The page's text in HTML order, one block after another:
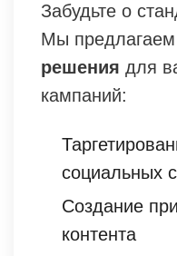
Забудьте о
Мы предлагаем
решения для
кампаний:
социальных
Создание
контента